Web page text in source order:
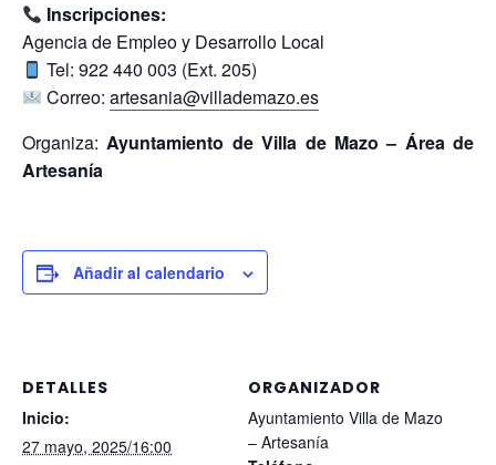
Inscripciones:
Agencia de Empleo y Desarrollo Local
Tel: 922 440 003 (Ext. 205)
Correo:artesania@villademazo.es
Organiza:Ayuntamiento de Villa de Mazo – Área de
Artesanía
Añadir al calendario
DETALLES
Inicio:
27 mayo, 2025/16:00
ORGANIZADOR
Ayuntamiento Villa de Mazo
– Artesanía